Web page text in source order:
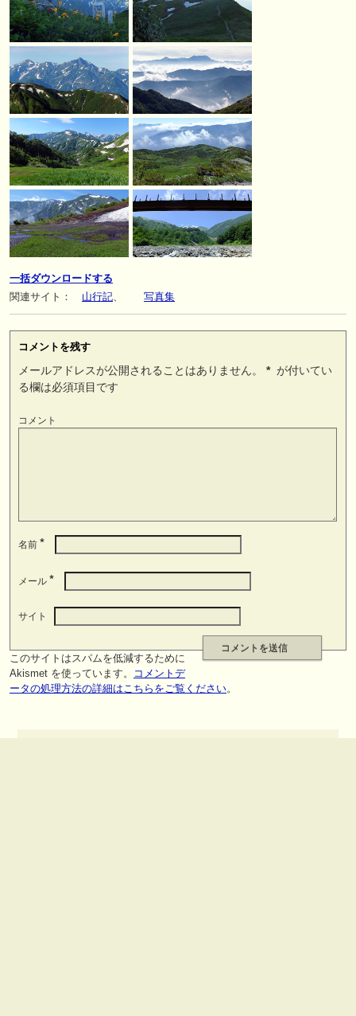
一括ダウンロードする
関連サイト： 山行記 写真集
コメントを残す
メールアドレスが公開されることはありません。 * が付いてい
る欄は必須項目です
コメント
名前*
メール*
サイト
このサイトはスパムを低減するために
Akismet を使っています。
コメントデ
ータの処理方法の詳細はこちらをご覧ください。